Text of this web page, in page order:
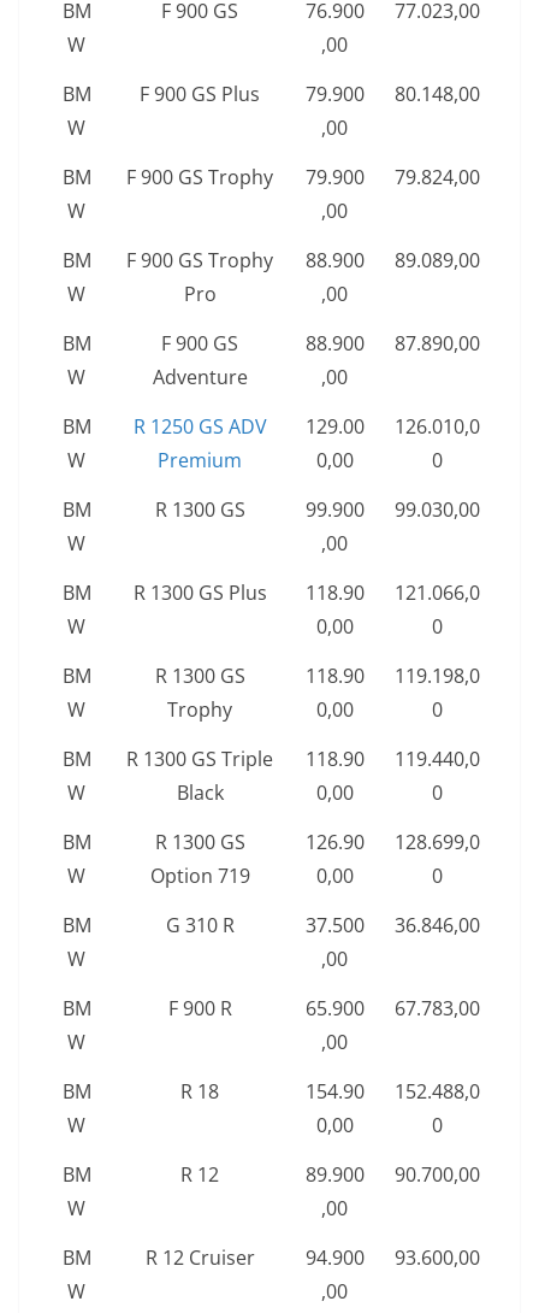
BM
W
F 900 GS
76.900
,00
77.023,00
BM
W
F 900 GS Plus
79.900
,00
80.148,00
BM
W
F 900 GS Trophy
79.900
,00
79.824,00
BM
W
F 900 GS Trophy
Pro
88.900
,00
89.089,00
BM
W
F 900 GS
Adventure
88.900
,00
87.890,00
BM
W
R 1250 GS ADV
Premium
129.00
0,00
126.010,0
0
BM
W
R 1300 GS
99.900
,00
99.030,00
BM
W
R 1300 GS Plus
118.90
0,00
121.066,0
0
BM
W
R 1300 GS
Trophy
118.90
0,00
119.198,0
0
BM
W
R 1300 GS Triple
Black
118.90
0,00
119.440,0
0
BM
W
R 1300 GS
Option 719
126.90
0,00
128.699,0
0
BM
W
G 310 R
37.500
,00
36.846,00
BM
W
F 900 R
65.900
,00
67.783,00
BM
W
R 18
154.90
0,00
152.488,0
0
BM
W
R 12
89.900
,00
90.700,00
BM
W
R 12 Cruiser
94.900
,00
93.600,00